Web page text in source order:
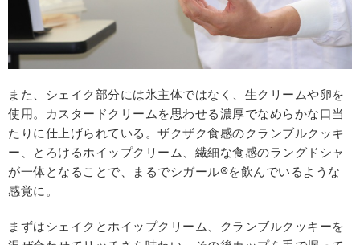
また、シェイク部分には氷主体ではなく、生クリームや卵を
使用。カスタードクリームを思わせる濃厚でなめらかな口当
たりに仕上げられている。ザクザク食感のクランブルクッキ
ー、とろけるホイップクリーム、繊細な食感のラングドシャ
が一体となることで、まるでシガール®を飲んでいるような
感覚に。
まずはシェイクとホイップクリーム、クランブルクッキーを